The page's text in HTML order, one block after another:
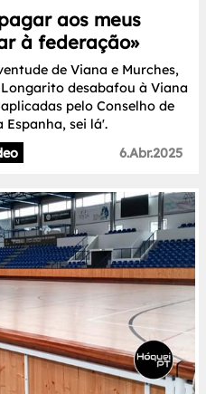
aos meus
à federação»
de Viana e Murches,
desabafou à Viana
pelo Conselho de
Espanha, sei lá'.
6.Abr.2025